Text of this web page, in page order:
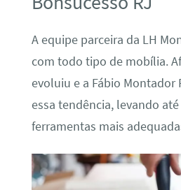
A equipe parceira da LH
com todo tipo de mobília.
evoluiu e a Fábio Montador
essa tendência, levando até
ferramentas mais